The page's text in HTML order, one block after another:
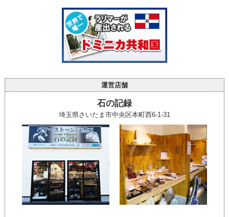
運営店舗
石の記録
埼玉県さいたま市中央区本町西6-1-31